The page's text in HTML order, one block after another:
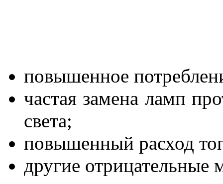
повышенное
частая замена ламп
света;
повышенный расход
другие отрицательные